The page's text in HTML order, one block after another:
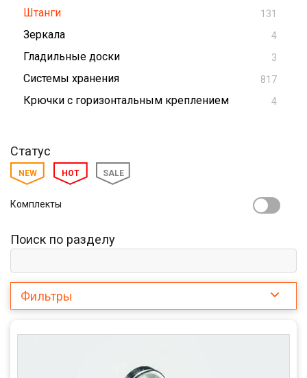
Штанги 131
Зеркала 4
Гладильные доски 3
Системы хранения 817
Крючки с горизонтальным креплением 4
Статус
NEW HOT SALE
Комплекты
Поиск по разделу
Фильтры